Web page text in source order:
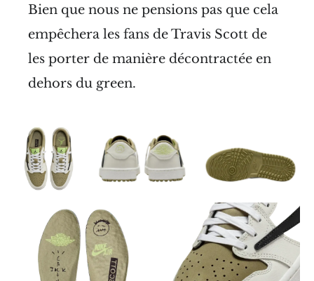
Bien que nous ne pensions pas que cela
empêchera les fans de Travis Scott de
les porter de manière décontractée en
dehors du green.